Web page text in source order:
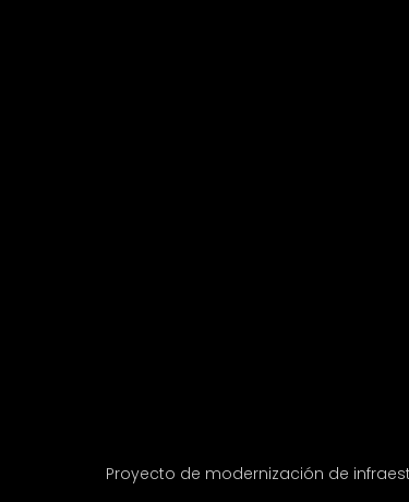
Proyecto de modernización de